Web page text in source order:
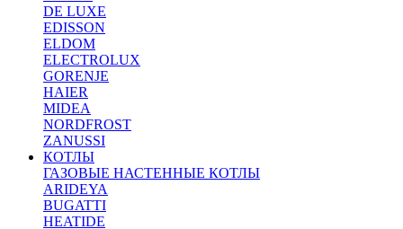
DE LUXE
EDISSON
ELDOM
ELECTROLUX
GORENJE
HAIER
MIDEA
NORDFROST
ZANUSSI
КОТЛЫ
ГАЗОВЫЕ НАСТЕННЫЕ КОТЛЫ
ARIDEYA
BUGATTI
HEATIDE